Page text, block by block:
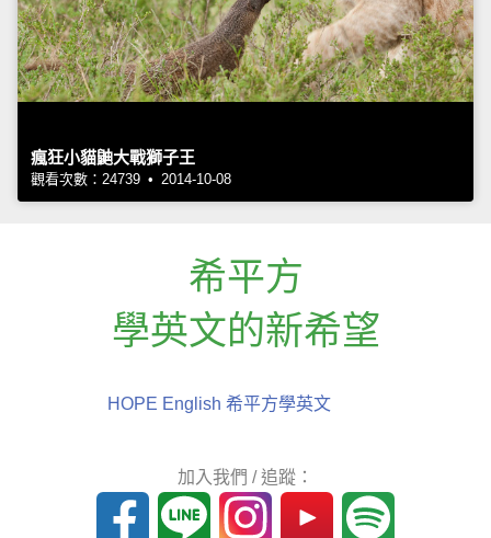
瘋狂小貓鼬大戰獅子王
觀看次數：24739 • 2014-10-08
希平方
學英文的新希望
HOPE English 希平方學英文
加入我們 / 追蹤：